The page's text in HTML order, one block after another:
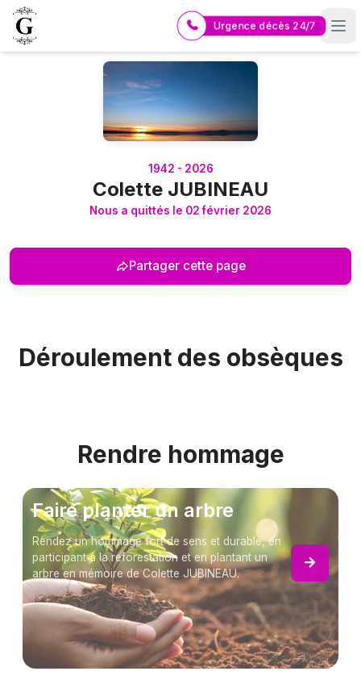
Logo Pompes Funèbres GUERIN
Urgence décès 24/7
1942 - 2026
Colette JUBINEAU
Nous a quittés le 02 février 2026
Partager cette page
Déroulement des obsèques
Rendre hommage
Faire planter un arbre
Rendez un hommage fort de sens et durable, en
participant à la reforestation et en plantant un
arbre en mémoire de Colette JUBINEAU.